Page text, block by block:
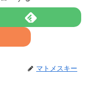
マトメスキー